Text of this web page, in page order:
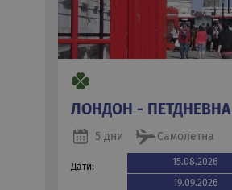
ЛОНДОН - ПЕТДНЕВНА
5 дни Самолетна
Дати: 15.08.2026
19.09.2026